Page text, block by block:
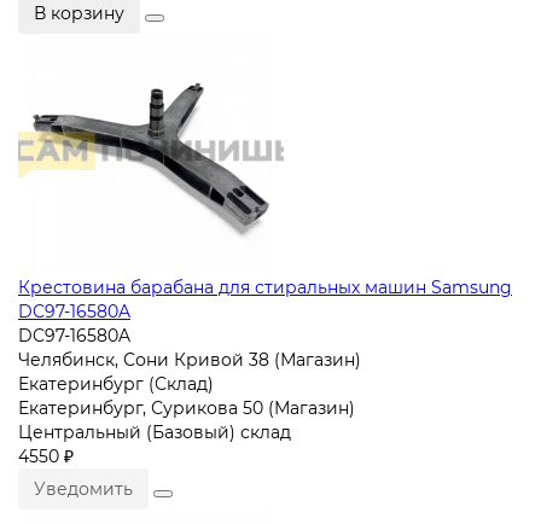
В корзину
Крестовина барабана для стиральных машин Samsung
DC97-16580A
DC97-16580A
Челябинск, Сони Кривой 38 (Магазин)
Екатеринбург (Склад)
Екатеринбург, Сурикова 50 (Магазин)
Центральный (Базовый) склад
4550 ₽
Уведомить